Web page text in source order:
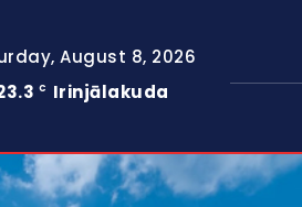
August 8, 2026
C Irinjālakuda